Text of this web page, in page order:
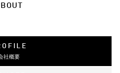
社概要